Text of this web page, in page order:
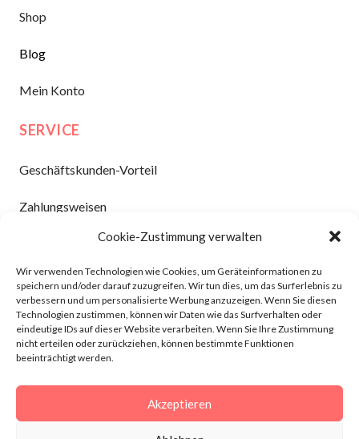
Cookie-Zustimmung verwalten
Wir verwenden Technologien wie Cookies, um Geräteinformationen zu
speichern und/oder darauf zuzugreifen. Wir tun dies, um das Surferlebnis zu
verbessern und um personalisierte Werbung anzuzeigen. Wenn Sie diesen
Technologien zustimmen, können wir Daten wie das Surfverhalten oder
eindeutige IDs auf dieser Website verarbeiten. Wenn Sie Ihre Zustimmung
nicht erteilen oder zurückziehen, können bestimmte Funktionen
beeinträchtigt werden.
Akzeptieren
Shop
Blog
Mein Konto
SERVICE
Geschäftskunden-Vorteil
Zahlungsweisen
Versand und Lieferung
Kontakt
INFORMATION
AGBs